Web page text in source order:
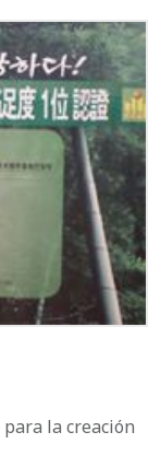
la creación